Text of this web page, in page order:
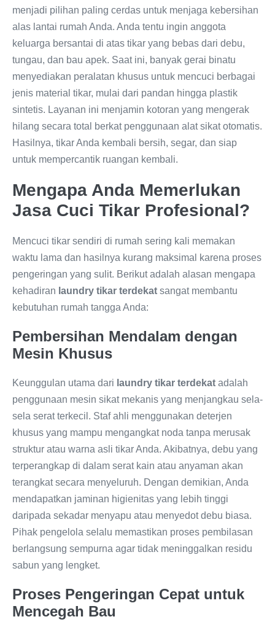
menjadi pilihan paling cerdas untuk menjaga kebersihan
alas lantai rumah Anda. Anda tentu ingin anggota
keluarga bersantai di atas tikar yang bebas dari debu,
tungau, dan bau apek. Saat ini, banyak gerai binatu
menyediakan peralatan khusus untuk mencuci berbagai
jenis material tikar, mulai dari pandan hingga plastik
sintetis. Layanan ini menjamin kotoran yang mengerak
hilang secara total berkat penggunaan alat sikat otomatis.
Hasilnya, tikar Anda kembali bersih, segar, dan siap
untuk mempercantik ruangan kembali.
Mengapa Anda Memerlukan
Jasa Cuci Tikar Profesional?
Mencuci tikar sendiri di rumah sering kali memakan
waktu lama dan hasilnya kurang maksimal karena proses
pengeringan yang sulit. Berikut adalah alasan mengapa
kehadiran laundry tikar terdekat sangat membantu
kebutuhan rumah tangga Anda:
Pembersihan Mendalam dengan
Mesin Khusus
Keunggulan utama dari laundry tikar terdekat adalah
penggunaan mesin sikat mekanis yang menjangkau sela-
sela serat terkecil. Staf ahli menggunakan deterjen
khusus yang mampu mengangkat noda tanpa merusak
struktur atau warna asli tikar Anda. Akibatnya, debu yang
terperangkap di dalam serat kain atau anyaman akan
terangkat secara menyeluruh. Dengan demikian, Anda
mendapatkan jaminan higienitas yang lebih tinggi
daripada sekadar menyapu atau menyedot debu biasa.
Pihak pengelola selalu memastikan proses pembilasan
berlangsung sempurna agar tidak meninggalkan residu
sabun yang lengket.
Proses Pengeringan Cepat untuk
Mencegah Bau